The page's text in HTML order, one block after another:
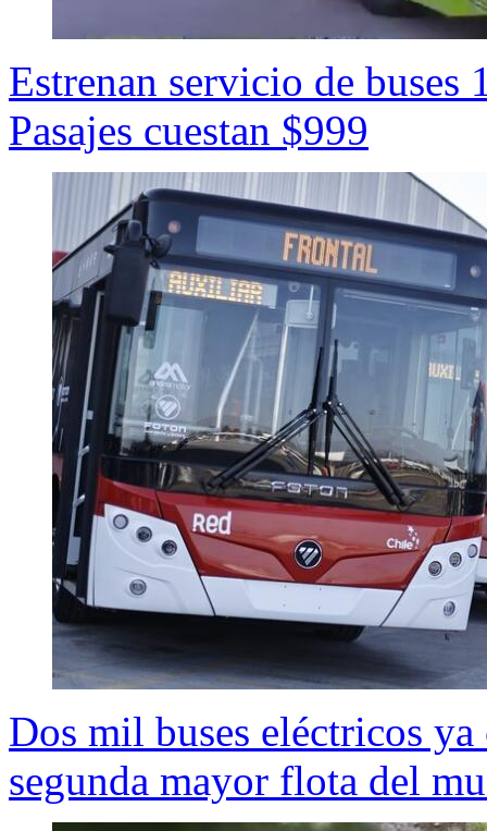
Estrenan servicio de
Pasajes cuestan $999
Dos mil buses eléctricos
segunda mayor flota del